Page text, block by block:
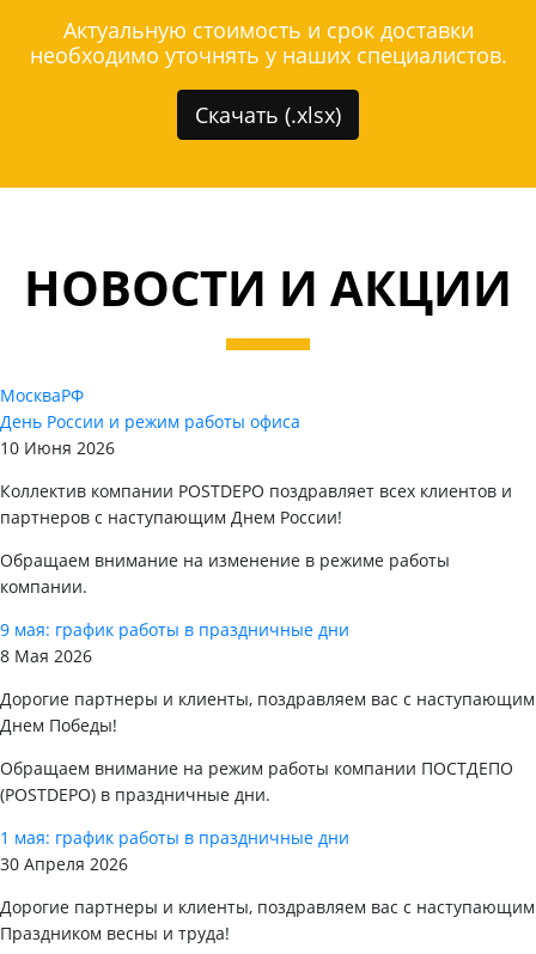
Актуальную стоимость и срок доставки
необходимо уточнять у наших специалистов.
Скачать (.xlsx)
НОВОСТИ И АКЦИИ
МоскваРФ
День России и режим работы офиса
10 Июня 2026
Коллектив компании POSTDEPO поздравляет всех клиентов и
партнеров с наступающим Днем России!
Обращаем внимание на изменение в режиме работы
компании.
9 мая: график работы в праздничные дни
8 Мая 2026
Дорогие партнеры и клиенты, поздравляем вас с наступающим
Днем Победы!
Обращаем внимание на режим работы компании ПОСТДЕПО
(POSTDEPO) в праздничные дни.
1 мая: график работы в праздничные дни
30 Апреля 2026
Дорогие партнеры и клиенты, поздравляем вас с наступающим
Праздником весны и труда!